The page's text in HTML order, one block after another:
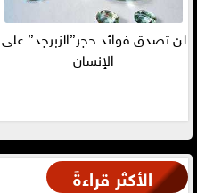
لن تصدق فوائد حجر”الزبرجد” على
الإنسان
الأكثر قراءةً